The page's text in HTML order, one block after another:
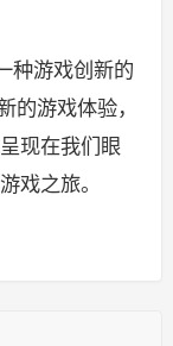
种游戏创新的
的游戏体验，
现在我们眼
戏之旅。